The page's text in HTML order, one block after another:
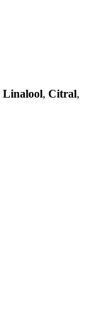
Linalool, Citral,